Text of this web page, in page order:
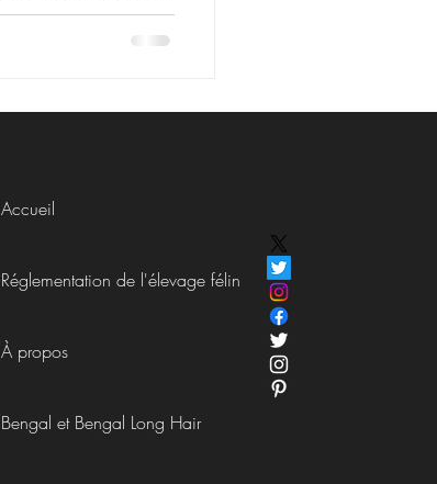
Accueil
Réglementation de l'élevage félin
À propos
Bengal et Bengal Long Hair